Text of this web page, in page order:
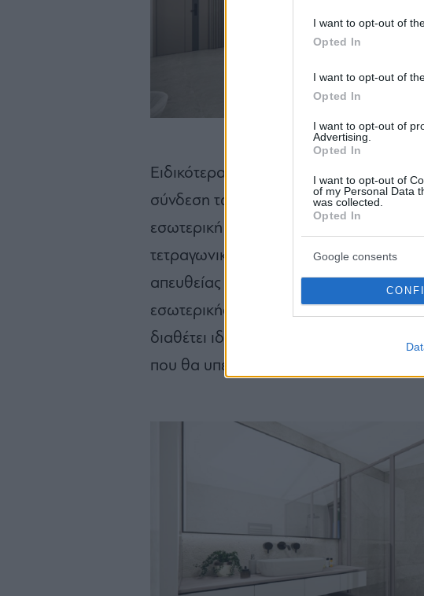
I want to opt-out of
Opted In
I want to opt-out of
Opted In
I want to opt-out of
Advertising.
Opted In
I want to opt-out of
of my Personal Data
was collected.
Opted In
Google consents
Ειδικότερα, θα δημιουργηθούν δύο
σύνδεση των δύο επιπέδων της κάθε
εσωτερική σκάλα. Η επιφάνεια της κάθε
τετραγωνικά μέτρα. Το κάθε διαμέρισμα
απευθείας πρόσβαση με τις αποθήκες
εσωτερικής σκάλας. «Η κάθε μία από
διαθέτει ιδιωτική πισίνα καθώς και
που θα υπερβαίνει τα 250 τετραγωνικά